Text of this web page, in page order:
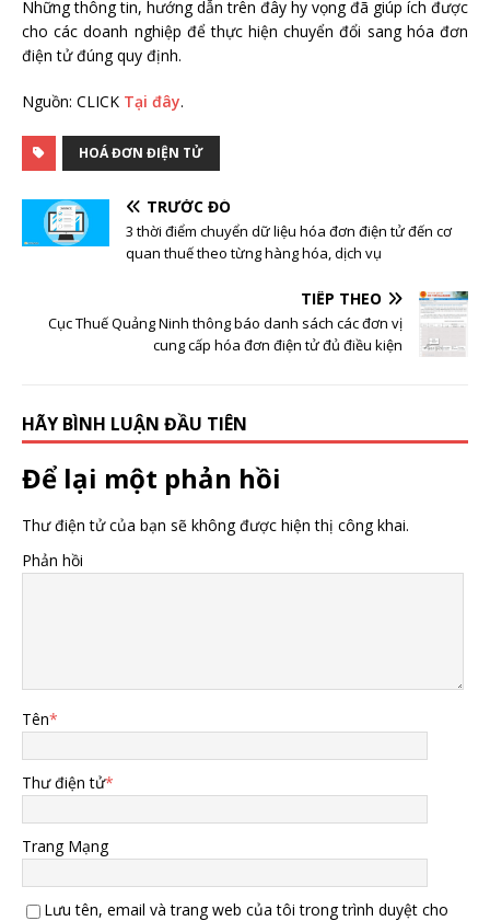
Những thông tin, hướng dẫn trên đây hy vọng đã giúp ích được
cho các doanh nghiệp để thực hiện chuyển đổi sang hóa đơn
điện tử đúng quy định.
Nguồn: CLICK Tại đây.
HOÁ ĐƠN ĐIỆN TỬ
TRƯỚC ĐÓ
3 thời điểm chuyển dữ liệu hóa đơn điện tử đến cơ
quan thuế theo từng hàng hóa, dịch vụ
TIẾP THEO
Cục Thuế Quảng Ninh thông báo danh sách các đơn vị
cung cấp hóa đơn điện tử đủ điều kiện
HÃY BÌNH LUẬN ĐẦU TIÊN
Để lại một phản hồi
Thư điện tử của bạn sẽ không được hiện thị công khai.
Phản hồi
Tên*
Thư điện tử*
Trang Mạng
Lưu tên, email và trang web của tôi trong trình duyệt cho